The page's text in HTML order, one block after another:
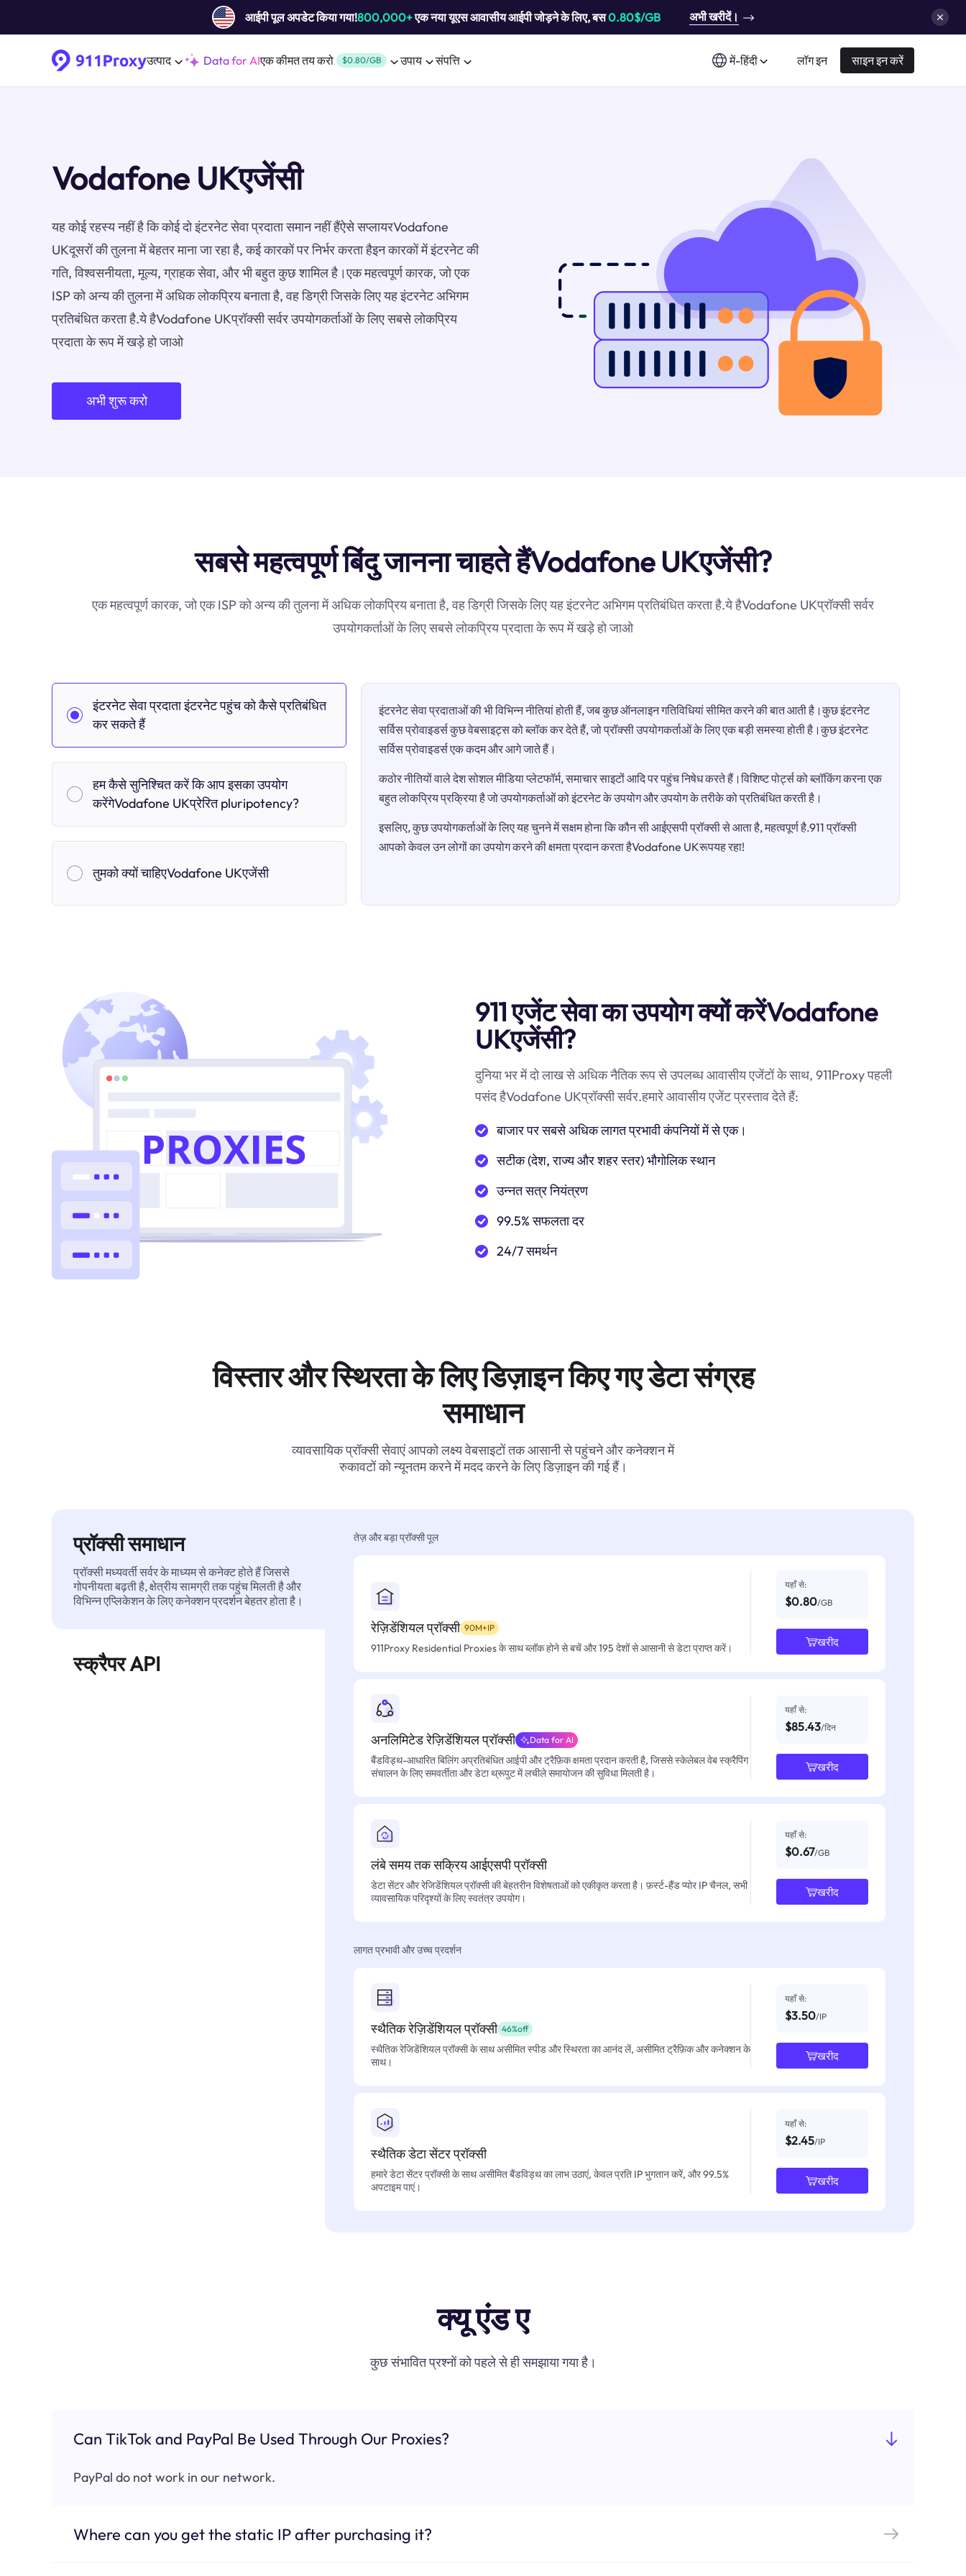
आईपी ​​पूल अपडेट किया गया!800,000+एक नया यूएस आवासीय आईपी जोड़ने के लिए, बस0.80$/GB अभी खरीदें।
उत्पाद Data for AIएक कीमत तय करो $0.80/GB उपाय संपत्ति में-हिंदी लॉग इन साइन इन करें
Vodafone UKएजेंसी
यह कोई रहस्य नहीं है कि कोई दो इंटरनेट सेवा प्रदाता समान नहीं हैंऐसे सप्लायरVodafone
UKदूसरों की तुलना में बेहतर माना जा रहा है, कई कारकों पर निर्भर करता हैइन कारकों में इंटरनेट की
गति, विश्वसनीयता, मूल्य, ग्राहक सेवा, और भी बहुत कुछ शामिल है।एक महत्वपूर्ण कारक, जो एक
ISP को अन्य की तुलना में अधिक लोकप्रिय बनाता है, वह डिग्री जिसके लिए यह इंटरनेट अभिगम
प्रतिबंधित करता है.ये हैVodafone UKप्रॉक्सी सर्वर उपयोगकर्ताओं के लिए सबसे लोकप्रिय
प्रदाता के रूप में खड़े हो जाओ
अभी शुरू करो
सबसे महत्वपूर्ण बिंदु जानना चाहते हैंVodafone UKएजेंसी?
एक महत्वपूर्ण कारक, जो एक ISP को अन्य की तुलना में अधिक लोकप्रिय बनाता है, वह डिग्री जिसके लिए यह इंटरनेट अभिगम प्रतिबंधित करता है.ये हैVodafone UKप्रॉक्सी सर्वर
उपयोगकर्ताओं के लिए सबसे लोकप्रिय प्रदाता के रूप में खड़े हो जाओ
इंटरनेट सेवा प्रदाता इंटरनेट पहुंच को कैसे प्रतिबंधित
कर सकते हैं
हम कैसे सुनिश्चित करें कि आप इसका उपयोग
करेंगेVodafone UKप्रेरित pluripotency?
तुमको क्यों चाहिएVodafone UKएजेंसी
इंटरनेट सेवा प्रदाताओं की भी विभिन्न नीतियां होती हैं, जब कुछ ऑनलाइन गतिविधियां सीमित करने की बात आती है।कुछ इंटरनेट
सर्विस प्रोवाइडर्स कुछ वेबसाइट्स को ब्लॉक कर देते हैं, जो प्रॉक्सी उपयोगकर्ताओं के लिए एक बड़ी समस्या होती है।कुछ इंटरनेट
सर्विस प्रोवाइडर्स एक कदम और आगे जाते हैं।
कठोर नीतियों वाले देश सोशल मीडिया प्लेटफॉर्म, समाचार साइटों आदि पर पहुंच निषेध करते हैं।विशिष्ट पोर्ट्स को ब्लॉकिंग करना एक
बहुत लोकप्रिय प्रक्रिया है जो उपयोगकर्ताओं को इंटरनेट के उपयोग और उपयोग के तरीके को प्रतिबंधित करती है।
इसलिए, कुछ उपयोगकर्ताओं के लिए यह चुनने में सक्षम होना कि कौन सी आईएसपी प्रॉक्सी से आता है, महत्वपूर्ण है.911 प्रॉक्सी
आपको केवल उन लोगों का उपयोग करने की क्षमता प्रदान करता हैVodafone UKरूपयह रहा!
911 एजेंट सेवा का उपयोग क्यों करेंVodafone
UKएजेंसी?
दुनिया भर में दो लाख से अधिक नैतिक रूप से उपलब्ध आवासीय एजेंटों के साथ, 911Proxy पहली
पसंद हैVodafone UKप्रॉक्सी सर्वर.हमारे आवासीय एजेंट प्रस्ताव देते हैं:
बाजार पर सबसे अधिक लागत प्रभावी कंपनियों में से एक।
सटीक (देश, राज्य और शहर स्तर) भौगोलिक स्थान
उन्नत सत्र नियंत्रण
99.5% सफलता दर
24/7 समर्थन
विस्तार और स्थिरता के लिए डिज़ाइन किए गए डेटा संग्रह
समाधान
व्यावसायिक प्रॉक्सी सेवाएं आपको लक्ष्य वेबसाइटों तक आसानी से पहुंचने और कनेक्शन में
रुकावटों को न्यूनतम करने में मदद करने के लिए डिज़ाइन की गई हैं।
प्रॉक्सी समाधान
प्रॉक्सी मध्यवर्ती सर्वर के माध्यम से कनेक्ट होते हैं जिससे
गोपनीयता बढ़ती है, क्षेत्रीय सामग्री तक पहुंच मिलती है और
विभिन्न एप्लिकेशन के लिए कनेक्शन प्रदर्शन बेहतर होता है।
स्क्रैपर API
तेज़ और बड़ा प्रॉक्सी पूल
रेज़िडेंशियल प्रॉक्सी 90M+IP
911Proxy Residential Proxies के साथ ब्लॉक होने से बचें और 195 देशों से आसानी से डेटा प्राप्त करें।
यहाँ से:
$0.80/GB
खरीद
अनलिमिटेड रेज़िडेंशियल प्रॉक्सी Data for AI
बैंडविड्थ-आधारित बिलिंग अप्रतिबंधित आईपी और ट्रैफ़िक क्षमता प्रदान करती है, जिससे स्केलेबल वेब स्क्रैपिंग
संचालन के लिए समवर्तीता और डेटा थ्रूपुट में लचीले समायोजन की सुविधा मिलती है।
यहाँ से:
$85.43/दिन
खरीद
लंबे समय तक सक्रिय आईएसपी प्रॉक्सी
डेटा सेंटर और रेजिडेंशियल प्रॉक्सी की बेहतरीन विशेषताओं को एकीकृत करता है। फ़र्स्ट-हैंड प्योर IP चैनल, सभी
व्यावसायिक परिदृश्यों के लिए स्वतंत्र उपयोग।
यहाँ से:
$0.67/GB
खरीद
लागत प्रभावी और उच्च प्रदर्शन
स्थैतिक रेज़िडेंशियल प्रॉक्सी 46%off
स्थैतिक रेजिडेंशियल प्रॉक्सी के साथ असीमित स्पीड और स्थिरता का आनंद लें, असीमित ट्रैफ़िक और कनेक्शन के
साथ।
यहाँ से:
$3.50/IP
खरीद
स्थैतिक डेटा सेंटर प्रॉक्सी
हमारे डेटा सेंटर प्रॉक्सी के साथ असीमित बैंडविड्थ का लाभ उठाएं, केवल प्रति IP भुगतान करें, और 99.5%
अपटाइम पाएं।
यहाँ से:
$2.45/IP
खरीद
क्यू एंड ए
कुछ संभावित प्रश्नों को पहले से ही समझाया गया है।
Can TikTok and PayPal Be Used Through Our Proxies?
PayPal do not work in our network.
Where can you get the static IP after purchasing it?